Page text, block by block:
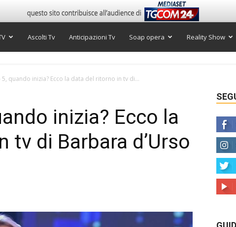
Ascolti Tv Anticipazioni Tv Soap opera Reality Show
quando inizia? Ecco la data del ritorno in tv di...
inizia? Ecco la
tv di Barbara d’Urso